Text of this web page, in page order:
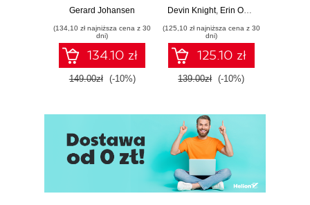
and techniques for
threat response -
Fourth Edition
Gerard Johansen
(134,10 zł najniższa cena z 30
dni)
134.10 zł
149.00zł (-10%)
to Power BI, Data
Tools, and
Microsoft Fabric -
Fourth Edition
Devin Knight, Erin Ostrowsky
(125,10 zł najniższa cena z 30
dni)
125.10 zł
139.00zł (-10%)